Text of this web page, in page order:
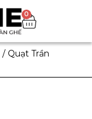
0
/ Quạt Trần